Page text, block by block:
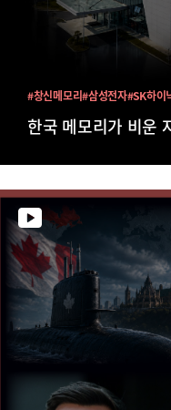
한국 메모리가 비운
#창신메모리#삼성전자#SK하이